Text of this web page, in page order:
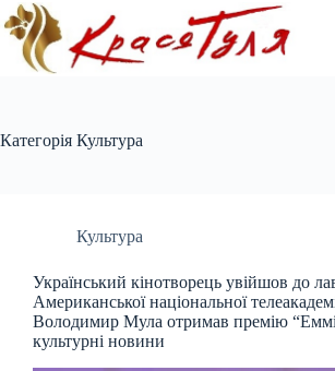
Перейти
до
вмісту
Категорія Культура
Культура
Український кінотворець увійшов до
Американської національної
Володимир Мула отримав премію
культурні новини